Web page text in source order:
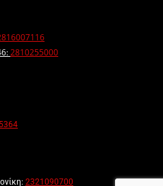
2810255000
2321090700